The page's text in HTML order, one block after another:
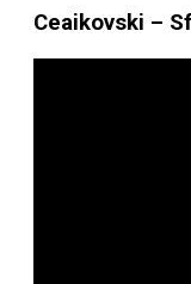
Ceaikovski –